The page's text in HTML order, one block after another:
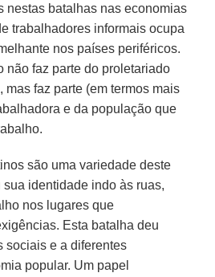
nestas batalhas nas economias
trabalhadores informais ocupa
nos países periféricos.
não faz parte do proletariado
mas faz parte (em termos mais
e da população que
são uma variedade deste
identidade indo às ruas,
nos lugares que
Esta batalha deu
sociais e a diferentes
popular. Um papel